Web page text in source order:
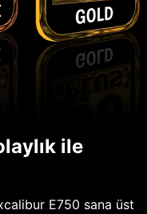
ile
E750 sana üst